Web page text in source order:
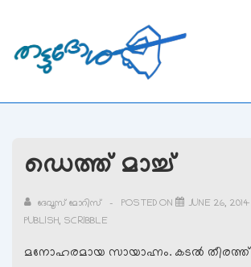
Content
ഡെത്ത് മാച്ച്
ദേവൂസ് മോറിസ് POSTED ON JUNE 26, 2014
PUBLISH, SCRIBBLE
മനോഹരമായ സായാഹ്നം. കടല്‍ തീരത്ത്